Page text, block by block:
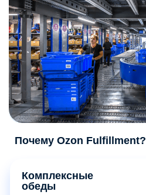
Почему Ozon Fulfillment?
Комплексные
обеды